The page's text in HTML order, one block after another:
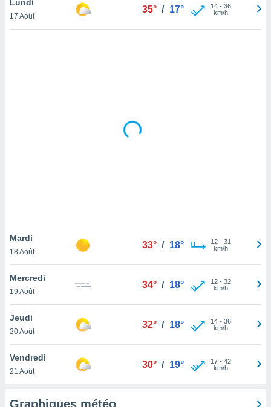
le
notre
que
et que
Lundi
17 Août
35° / 17° 14- 36
km/h
Mardi
18 Août
33° / 18° 12- 31
km/h
Mercredi
19 Août
34° / 18° 12- 32
km/h
Jeudi
20 Août
32° / 18° 14- 36
km/h
Vendredi
21 Août
30° / 19° 17- 42
km/h
Graphiques météo